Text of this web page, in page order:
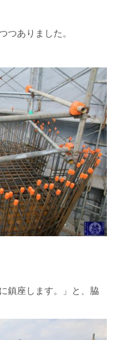
つありました。
鎮座します。」と、脇